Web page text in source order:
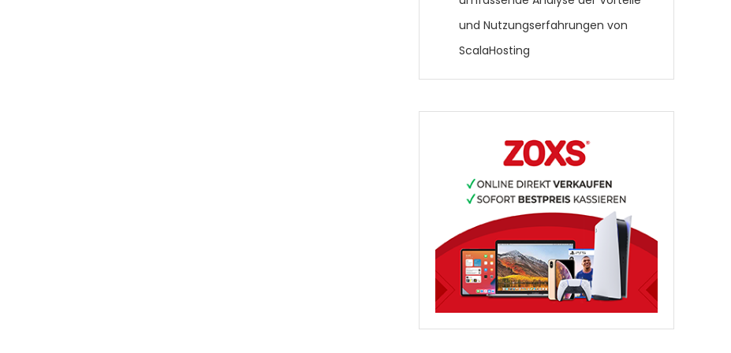
und Nutzungserfahrungen von
ScalaHosting